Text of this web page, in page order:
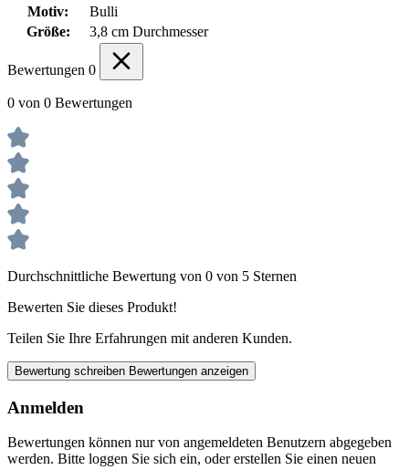
Motiv:
Bulli
Größe:
3,8 cm Durchmesser
Bewertungen 0
0 von 0 Bewertungen
Durchschnittliche Bewertung von 0 von 5 Sternen
Bewerten Sie dieses Produkt!
Teilen Sie Ihre Erfahrungen mit anderen Kunden.
Bewertung schreiben Bewertungen anzeigen
Anmelden
Bewertungen können nur von angemeldeten Benutzern abgegeben
werden. Bitte loggen Sie sich ein, oder erstellen Sie einen neuen